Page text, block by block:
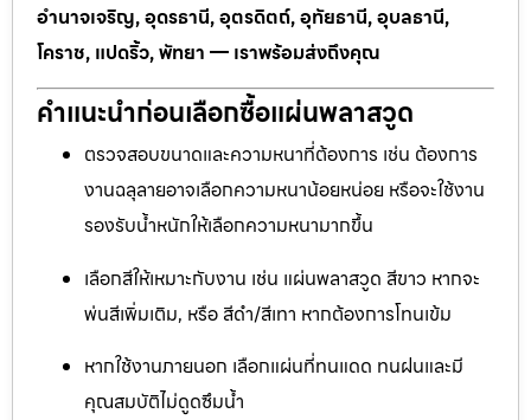
อำนาจเจริญ, อุดรธานี, อุตรดิตถ์, อุทัยธานี, อุบลธานี,
โคราช, แปดริ้ว, พัทยา — เราพร้อมส่งถึงคุณ
คำแนะนำก่อนเลือกซื้อแผ่นพลาสวูด
ตรวจสอบขนาดและความหนาที่ต้องการ เช่น ต้องการ
งานฉลุลายอาจเลือกความหนาน้อยหน่อย หรือจะใช้งาน
รองรับน้ำหนักให้เลือกความหนามากขึ้น
เลือกสีให้เหมาะกับงาน เช่น แผ่นพลาสวูด สีขาว หากจะ
พ่นสีเพิ่มเติม, หรือ สีดำ/สีเทา หากต้องการโทนเข้ม
หากใช้งานภายนอก เลือกแผ่นที่ทนแดด ทนฝนและมี
คุณสมบัติไม่ดูดซึมน้ำ